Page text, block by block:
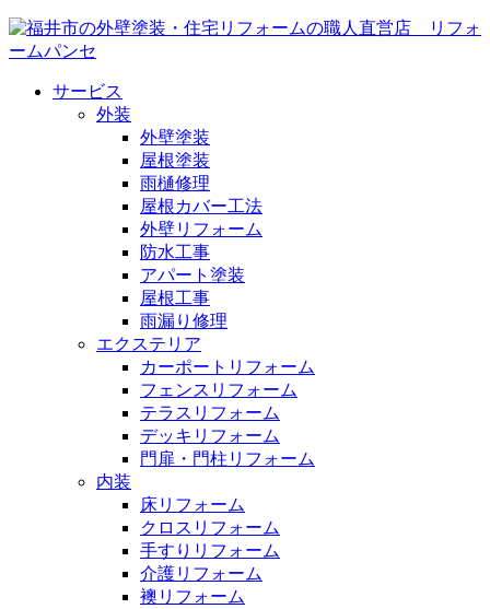
サービス
外装
外壁塗装
屋根塗装
雨樋修理
屋根カバー工法
外壁リフォーム
防水工事
アパート塗装
屋根工事
雨漏り修理
エクステリア
カーポートリフォーム
フェンスリフォーム
テラスリフォーム
デッキリフォーム
門扉・門柱リフォーム
内装
床リフォーム
クロスリフォーム
手すりリフォーム
介護リフォーム
襖リフォーム